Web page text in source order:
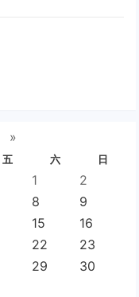
»
五 六 日
1
2
8
9
15
16
22
23
29
30